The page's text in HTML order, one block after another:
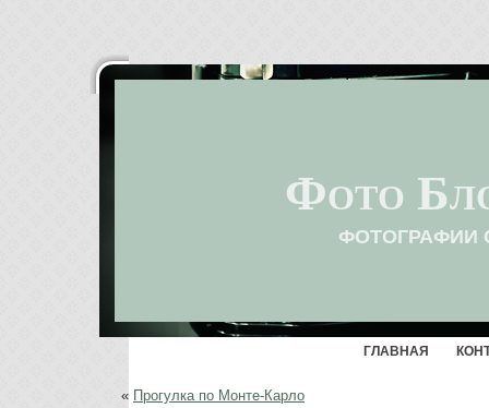
Фото
ФОТОГРАФИИ
ГЛАВНАЯ
« Прогулка по Монте-Карло